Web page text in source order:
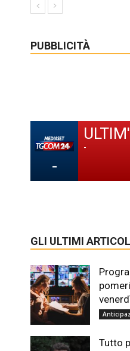
PUBBLICITÀ
-
-
GLI ULTIMI
Tutto